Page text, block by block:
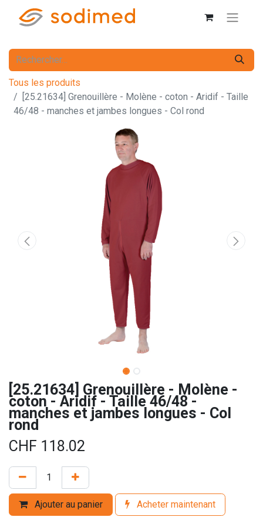
Tous les produits
[25.21634] Grenouillère - Molène - coton - Aridif - Taille
46/48 - manches et jambes longues - Col rond
[25.21634] Grenouillère - Molène -
coton - Aridif - Taille 46/48 -
manches et jambes longues - Col
rond
CHF 118.02
Ajouter au panier Acheter maintenant